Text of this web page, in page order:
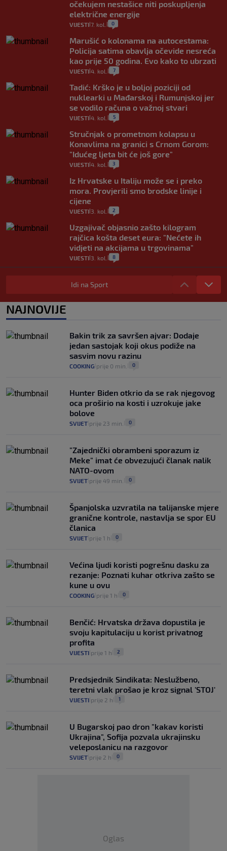
očekujem nestašice niti poskupljenja
električne energije
VIJESTI 7. kol. 0
Marušić o kolonama na autocestama:
Policija satima obavlja očevide nesreća
kao prije 50 godina. Evo kako to ubrzati
VIJESTI 4. kol. 7
Tadić: Krško je u boljoj poziciji od
nuklearki u Mađarskoj i Rumunjskoj jer
se vodilo računa o važnoj stvari
VIJESTI 4. kol. 5
Stručnjak o prometnom kolapsu u
Konavlima na granici s Crnom Gorom:
"Idućeg ljeta bit će još gore"
VIJESTI 4. kol. 3
Iz Hrvatske u Italiju može se i preko
mora. Provjerili smo brodske linije i
cijene
VIJESTI 3. kol. 2
Uzgajivač objasnio zašto kilogram
rajčica košta deset eura: "Nećete ih
vidjeti na akcijama u trgovinama"
VIJESTI 3. kol. 8
Selidba je jedno od stresnijih iskustava.
Evo aktualnih cijena i nekoliko savjeta
0
automobilom na Hvar iz Zagreba, a
koliko iz Osijeka
VIJESTI 14
Idi na Sport
NAJNOVIJE
Bakin trik za savršen ajvar: Dodaje
jedan sastojak koji okus podiže na
sasvim novu razinu
COOKING prije 0 min. 0
Hunter Biden otkrio da se rak njegovog
oca proširio na kosti i uzrokuje jake
bolove
SVIJET prije 23 min. 0
"Zajednički obrambeni sporazum iz
Meke" imat će obvezujući članak nalik
NATO-ovom
SVIJET prije 49 min. 0
Španjolska uzvratila na talijanske mjere
granične kontrole, nastavlja se spor EU
članica
SVIJET prije 1 h 0
Većina ljudi koristi pogrešnu dasku za
rezanje: Poznati kuhar otkriva zašto se
kune u ovu
COOKING prije 1 h 0
Benčić: Hrvatska država dopustila je
svoju kapitulaciju u korist privatnog
profita
VIJESTI prije 1 h 2
Predsjednik Sindikata: Neslužbeno,
teretni vlak prošao je kroz signal 'STOJ'
VIJESTI prije 2 h 1
U Bugarskoj pao dron "kakav koristi
Ukrajina", Sofija pozvala ukrajinsku
veleposlanicu na razgovor
SVIJET prije 2 h 0
Oglas